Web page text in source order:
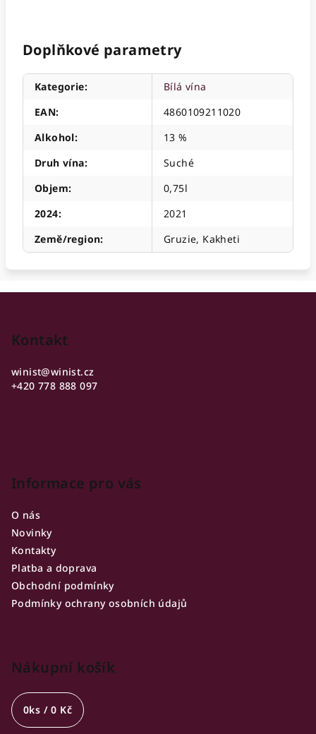
Doplňkové parametry
Kategorie:
Bílá vína
EAN:
4860109211020
Alkohol:
13 %
Druh vína:
Suché
Objem:
0,75l
2024:
2021
Země/region: Gruzie, Kakheti
Kontakt
winist@winist.cz
+420 778 888 097
Informace pro vás
O nás
Novinky
Kontakty
Platba a doprava
Obchodní podmínky
Podmínky ochrany osobních údajů
Nákupní košík
0ks /0 Kč